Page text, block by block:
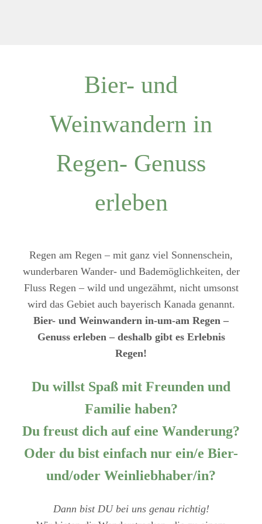
Bier- und
Weinwandern in
Regen- Genuss
erleben
Regen am Regen – mit ganz viel Sonnenschein,
wunderbaren Wander- und Bademöglichkeiten, der
Fluss Regen – wild und ungezähmt, nicht umsonst
wird das Gebiet auch bayerisch Kanada genannt.
Bier- und Weinwandern in-um-am Regen –
Genuss erleben – deshalb gibt es Erlebnis
Regen!
Du willst Spaß mit Freunden und
Familie haben?
Du freust dich auf eine Wanderung?
Oder du bist einfach nur ein/e Bier-
und/oder Weinliebhaber/in?
Dann bist DU bei uns genau richtig!